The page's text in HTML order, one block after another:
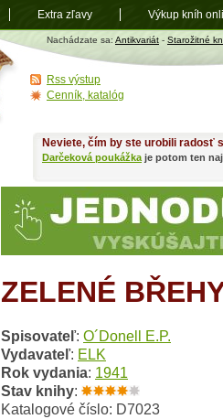
Antikvariát
shop.sk
Nachádzate sa: Antikvariát - Starožitné
ZELENÉ
Spisovateľ: O´Donell E.P.
Vydavateľ: ELK
Rok vydania: 1941
Stav knihy:
Katalogové číslo: D7023
Neviete, čím by ste urobili radosť
Darčeková poukážka je potom ten
Rss výstup
Cenník, katalóg
Extra zľavy Výkup kníh